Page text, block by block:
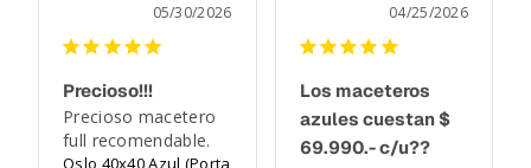
05/30/2026
Precioso!!!
Precioso macetero
full recomendable.
Oslo 40x40 Azul (Porta
04/25/2026
Los maceteros
azules cuestan $
69.990.- c/u??